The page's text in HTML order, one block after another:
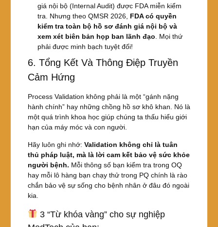
giá nội bộ (Internal Audit) được FDA miễn kiểm
tra. Nhưng theo QMSR 2026, FDA có quyền
kiểm tra toàn bộ hồ sơ đánh giá nội bộ và
xem xét biên bản họp ban lãnh đạo . Mọi thứ
phải được minh bạch tuyệt đối!
6. Tổng Kết Và Thông Điệp Truyền
Cảm Hứng
Process Validation không phải là một “gánh nặng
hành chính” hay những chồng hồ sơ khô khan. Nó là
một quá trình khoa học giúp chúng ta thấu hiểu giới
hạn của máy móc và con người.
Hãy luôn ghi nhớ: Validation không chỉ là tuân
thủ pháp luật, mà là lời cam kết bảo vệ sức khỏe
người bệnh. Mỗi thông số bạn kiểm tra trong OQ
hay mỗi lô hàng bạn chạy thử trong PQ chính là rào
chắn bảo vệ sự sống cho bệnh nhân ở đâu đó ngoài
kia.
3 “Từ khóa vàng” cho sự nghiệp